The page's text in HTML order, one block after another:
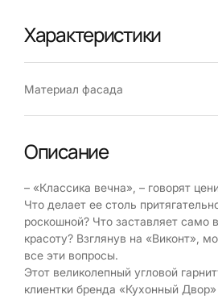
Характеристики
Материал фасада
Описание
– «Классика вечна», – говорят
Что делает ее столь
роскошной? Что заставляет само
красоту? Взглянув на «Виконт»,
все эти вопросы.
Этот великолепный угловой
клиентки бренда «Кухонный